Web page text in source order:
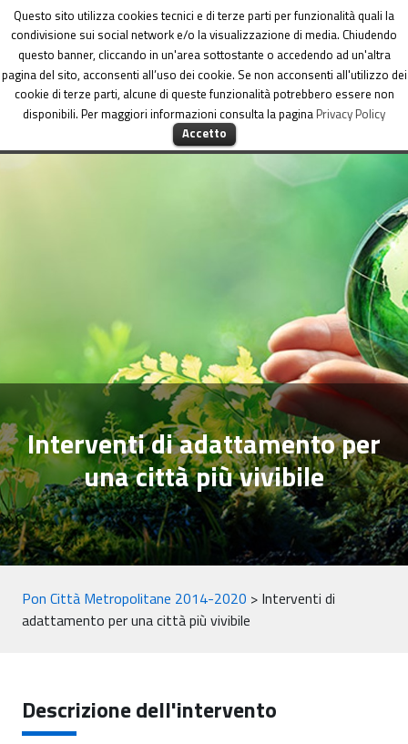
Dipartimento per le Politiche di coesione
Interventi di adattamento per
una città più vivibile
Pon Città Metropolitane 2014-2020 > Interventi di
adattamento per una città più vivibile
Descrizione dell'intervento
Questo sito utilizza cookies tecnici e di terze parti per funzionalità quali la
condivisione sui social network e/o la visualizzazione di media. Chiudendo
questo banner, cliccando in un'area sottostante o accedendo ad un'altra
pagina del sito, acconsenti all’uso dei cookie. Se non acconsenti all'utilizzo dei
cookie di terze parti, alcune di queste funzionalità potrebbero essere non
disponibili. Per maggiori informazioni consulta la pagina Privacy Policy
Accetto